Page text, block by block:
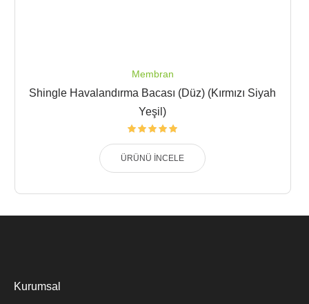
Membran
Shingle Havalandırma Bacası (Düz) (Kırmızı Siyah
Yeşil)
ÜRÜNÜ İNCELE
Kurumsal